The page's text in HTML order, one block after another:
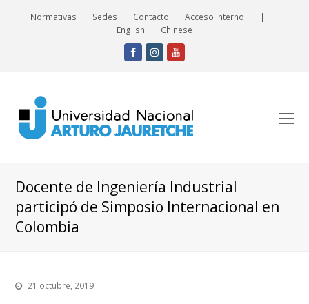
Normativas Sedes Contacto Acceso Interno
|
English
Chinese
Facebook
Instagram
Youtube
Docente de Ingeniería Industrial
participó de Simposio Internacional en
Colombia
21 octubre, 2019